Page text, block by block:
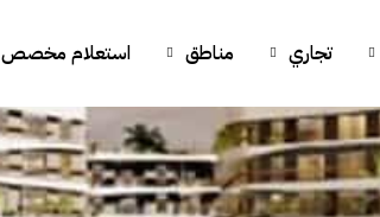
تجاري مناطق استعلام مخصص